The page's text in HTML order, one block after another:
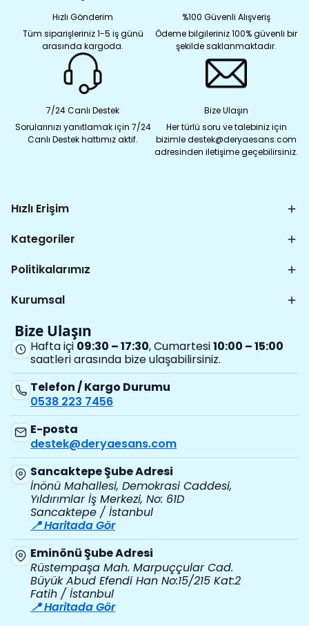
Hızlı Gönderim
Tüm siparişleriniz 1-5 iş günü
arasında kargoda.
%100 Güvenli Alışveriş
Ödeme bilgileriniz 100% güvenli bir
şekilde saklanmaktadır.
7/24 Canlı Destek
Sorularınızı yanıtlamak için 7/24
Canlı Destek hattımız aktif.
Bize Ulaşın
Her türlü soru ve talebiniz için
bizimle destek@deryaesans.com
adresinden iletişime geçebilirsiniz.
Hızlı Erişim
Kategoriler
Politikalarımız
Kurumsal
Bize Ulaşın
Hafta içi 09:30 – 17:30, Cumartesi10:00 – 15:00
saatleri arasında bize ulaşabilirsiniz.
Telefon / Kargo Durumu
0538 223 7456
E-posta
destek@deryaesans.com
Sancaktepe Şube Adresi
İnönü Mahallesi, Demokrasi Caddesi,
Yıldırımlar İş Merkezi, No: 61D
Sancaktepe / İstanbul
📍 Haritada Gör
Eminönü Şube Adresi
Rüstempaşa Mah. Marpuççular Cad.
Büyük Abud Efendi Han No:15/215 Kat:2
Fatih / İstanbul
📍 Haritada Gör